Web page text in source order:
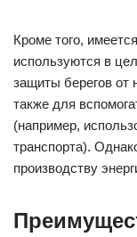
Кроме того,
используются в
защиты берегов от
также для
(например,
транспорта).
производству